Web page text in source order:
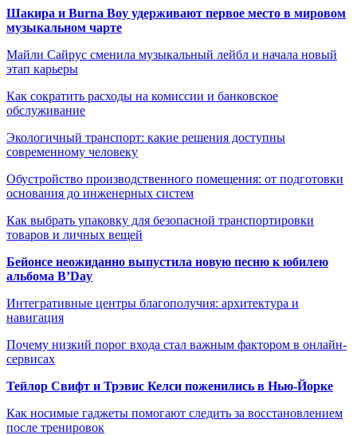
Шакира и Burna Boy удерживают первое место в мировом
музыкальном чарте
Майли Сайрус сменила музыкальный лейбл и начала новый
этап карьеры
Как сократить расходы на комиссии и банковское
обслуживание
Экологичный транспорт: какие решения доступны
современному человеку
Обустройство производственного помещения: от подготовки
основания до инженерных систем
Как выбрать упаковку для безопасной транспортировки
товаров и личных вещей
Бейонсе неожиданно выпустила новую песню к юбилею
альбома B’Day
Интегративные центры благополучия: архитектура и
навигация
Почему низкий порог входа стал важным фактором в онлайн-
сервисах
Тейлор Свифт и Трэвис Келси поженились в Нью-Йорке
Как носимые гаджеты помогают следить за восстановлением
после тренировок